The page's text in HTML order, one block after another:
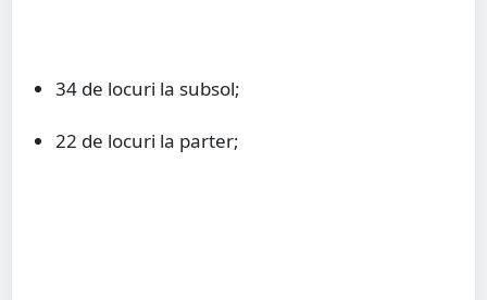
34 de locuri la subsol;
22 de locuri la parter;